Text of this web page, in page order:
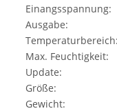
Einangsspannung:
Ausgabe:
Temperaturbereich:
Max. Feuchtigkeit:
Update:
Größe:
Gewicht: